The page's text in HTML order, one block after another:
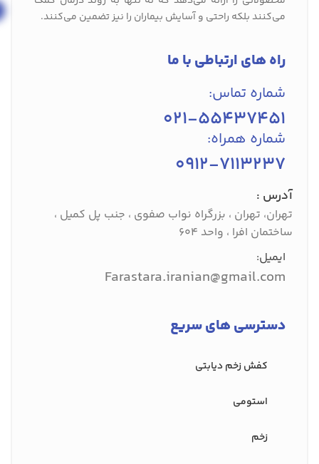
می‌کنند بلکه راحتی و آسایش بیماران را نیز تضمین می‌کنند.
راه های ارتباطی با ما
شماره تماس:
021-55437451
شماره همراه:
0912-7113237
آدرس :
تهران، تهران ، بزرگراه نواب صفوی ، جنب پل کمیل ،
ساختمان افرا ، واحد 604
ایمیل:
Farastara.iranian@gmail.com
دسترسی های سریع
کفش‌ زخم دیابتی
استومی
زخم